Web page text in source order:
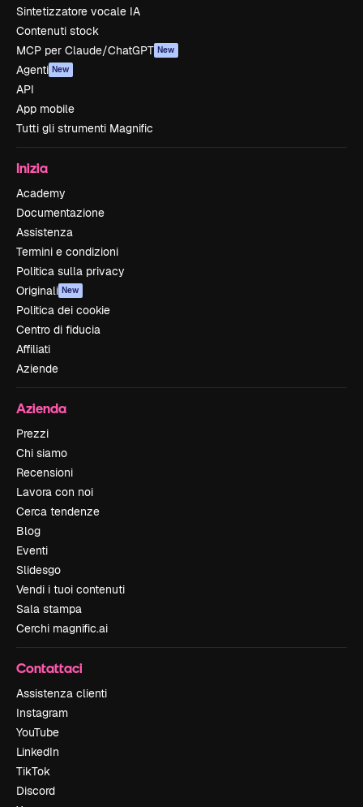
Sintetizzatore vocale IA
Contenuti stock
MCP per Claude/ChatGPT New
Agenti New
API
App mobile
Tutti gli strumenti Magnific
Inizia
Academy
Documentazione
Assistenza
Termini e condizioni
Politica sulla privacy
Originali New
Politica dei cookie
Centro di fiducia
Affiliati
Aziende
Azienda
Prezzi
Chi siamo
Recensioni
Lavora con noi
Cerca tendenze
Blog
Eventi
Slidesgo
Vendi i tuoi contenuti
Sala stampa
Cerchi magnific.ai
Contattaci
Assistenza clienti
Instagram
YouTube
LinkedIn
TikTok
Discord